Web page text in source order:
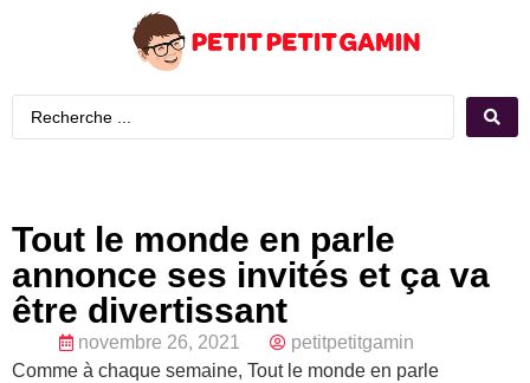
Tout le monde en parle
annonce ses invités et ça va
être divertissant
novembre 26, 2021
petitpetitgamin
Comme à chaque semaine, Tout le monde en parle